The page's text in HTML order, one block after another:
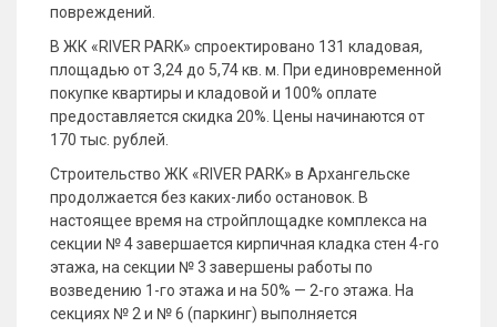
повреждений.
В ЖК «RIVER PARK» спроектировано 131 кладовая,
площадью от 3,24 до 5,74 кв. м. При единовременной
покупке квартиры и кладовой и 100% оплате
предоставляется скидка 20%. Цены начинаются от
170 тыс. рублей.
Строительство ЖК «RIVER PARK» в Архангельске
продолжается без каких-либо остановок. В
настоящее время на стройплощадке комплекса на
секции № 4 завершается кирпичная кладка стен 4-го
этажа, на секции № 3 завершены работы по
возведению 1-го этажа и на 50% — 2-го этажа. На
секциях № 2 и № 6 (паркинг) выполняется